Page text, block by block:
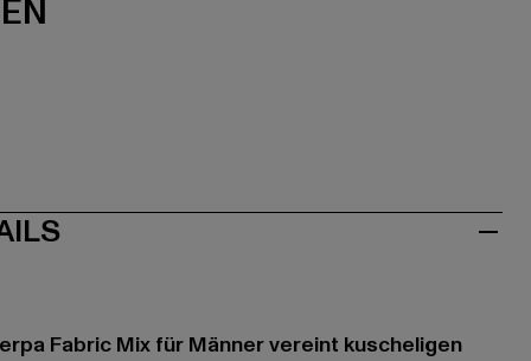
Fabric Mix für Männer vereint kuscheligen